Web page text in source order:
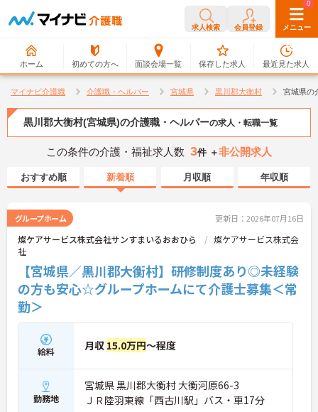
求人検索 会員登録 メニュー
ホーム 初めての方へ 面談会場一覧
0
保存した求人
0
最近見た求人
マイナビ介護職 介護職・ヘルパー 宮城県 黒川郡大衡村 宮城県の
黒川郡大衡村(宮城県)の介護職・ヘルパーの求人・転職一覧
この条件の介護・福祉求人数 3件 ＋非公開求人
おすすめ順 新着順 月収順 年収順
グループホーム 更新日：2026年07月16日
燦ケアサービス株式会社サンすまいるおおひら
燦ケアサービス株式会
社
【宮城県／黒川郡大衡村】研修制度あり◎未経験
の方も安心☆グループホームにて介護士募集＜常
勤＞
給料 月収 15.0万円～程度
勤務地
宮城県 黒川郡大衡村 大衡河原66-3
ＪＲ陸羽東線「西古川駅」バス・車17分